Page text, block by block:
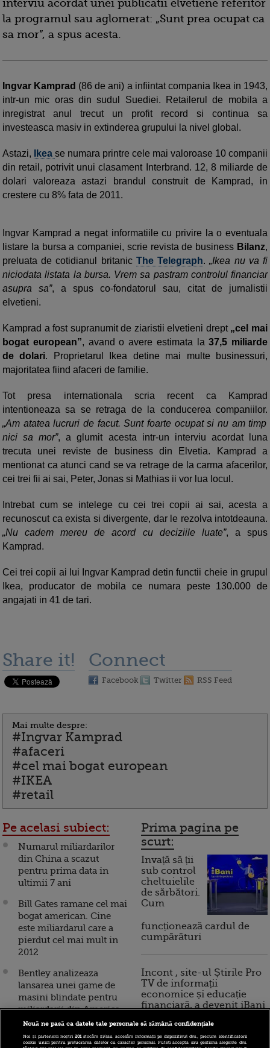
interviu acordat unei publicatii elvetiene referitor
la programul sau aglomerat: „Sunt prea ocupat ca
sa mor”, a spus acesta.
Ingvar Kamprad (86 de ani) a infiintat compania Ikea in 1943,
intr-un mic oras din sudul Suediei. Retailerul de mobila a
inregistrat anul trecut un profit record si continua sa
investeasca masiv in extinderea grupului la nivel global.
Astazi, Ikea se numara printre cele mai valoroase 10 companii
din retail, potrivit unui clasament Interbrand. 12, 8 miliarde de
dolari valoreaza astazi brandul construit de Kamprad, in
crestere cu 8% fata de 2011.
Ingvar Kamprad a negat informatiile cu privire la o eventuala
listare la bursa a companiei, scrie revista de business Bilanz,
preluata de cotidianul britanic The Telegraph.„Ikea nu va fi
niciodata listata la bursa. Vrem sa pastram controlul financiar
asupra sa”, a spus co-fondatorul sau, citat de jurnalistii
elvetieni.
Kamprad a fost supranumit de ziaristii elvetieni drept „cel mai
bogat european”, avand o avere estimata la 37,5 miliarde
de dolari. Proprietarul Ikea detine mai multe businessuri,
majoritatea fiind afaceri de familie.
Tot presa internationala scria recent ca Kamprad
intentioneaza sa se retraga de la conducerea companiilor.
„Am atatea lucruri de facut. Sunt foarte ocupat si nu am timp
nici sa mor”, a glumit acesta intr-un interviu acordat luna
trecuta unei reviste de business din Elvetia. Kamprad a
mentionat ca atunci cand se va retrage de la carma afacerilor,
cei trei fii ai sai, Peter, Jonas si Mathias ii vor lua locul.
Intrebat cum se intelege cu cei trei copii ai sai, acesta a
recunoscut ca exista si divergente, dar le rezolva intotdeauna.
„Nu cadem mereu de acord cu deciziile luate”, a spus
Kamprad.
Cei trei copii ai lui Ingvar Kamprad detin functii cheie in grupul
Ikea, producator de mobila ce numara peste 130.000 de
angajati in 41 de tari.
Share it! Connect
Facebook Twitter RSS Feed
Mai multe despre:
#Ingvar Kamprad
#afaceri
#cel mai bogat european
#IKEA
#retail
Pe acelasi subiect:
Numarul miliardarilor
din China a scazut
pentru prima data in
ultimii 7 ani
Bill Gates ramane cel mai
bogat american. Cine
este miliardarul care a
pierdut cel mai mult in
2012
Bentley analizeaza
lansarea unei game de
masini blindate pentru
miliardarii din America
Latina, Orientul Mijlociu
si Rusia
Prima pagina pe
scurt:
Invață să ții
sub control
cheltuielile
de sărbători.
Cum
funcționează cardul de
cumpărături
Incont , site-ul Știrile Pro
TV de informații
economice și educație
financiară, a devenit iBani
10 reguli pentru decizii
Nouă ne pasă ca datele tale personale să rămână confidențiale
Noi și partenerii noștri201stocăm și/sau accesăm informații pe dispozitivul dvs., precum identificatorii
cookie unici pentru prelucrarea datelor cu caracter personal. Puteți accepta sau gestiona alegerile dvs.